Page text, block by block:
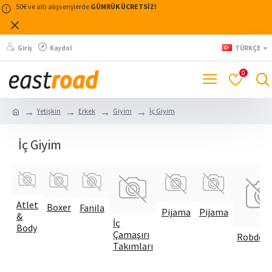
50€ ve altı alışverişlerde GÜMRÜK ÜCRETSİZ!
Giriş Kaydol TÜRKÇE
0
Yetişkin Erkek Giyim İç Giyim
İç Giyim
Atlet
&
Body
Boxer
Fanila
İç
Çamaşırı
Takımları
Pijama Pijama